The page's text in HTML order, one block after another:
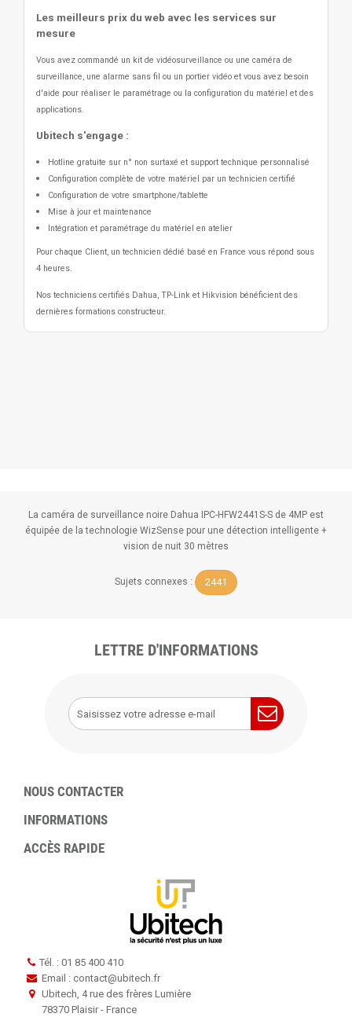
Les meilleurs prix du web avec les services sur
mesure
Vous avez commandé un kit de vidéosurveillance ou une caméra de
surveillance, une alarme sans fil ou un portier vidéo et vous avez besoin
d'aide pour réaliser le paramétrage ou la configuration du matériel et des
applications.
Ubitech s'engage :
Hotline gratuite sur n° non surtaxé et support technique personnalisé
Configuration complète de votre matériel par un technicien certifié
Configuration de votre smartphone/tablette
Mise à jour et maintenance
Intégration et paramétrage du matériel en atelier
Pour chaque Client, un technicien dédié basé en France vous répond sous
4 heures.
Nos techniciens certifiés Dahua, TP-Link et Hikvision bénéficient des
dernières formations constructeur.
La caméra de surveillance noire Dahua IPC-HFW2441S-S de 4MP est
équipée de la technologie WizSense pour une détection intelligente +
vision de nuit 30 mètres
Sujets connexes : 2441
LETTRE D'INFORMATIONS
NOUS CONTACTER
INFORMATIONS
ACCÈS RAPIDE
Tél. : 01 85 400 410
Email : contact@ubitech.fr
Ubitech, 4 rue des frères Lumière
78370 Plaisir - France